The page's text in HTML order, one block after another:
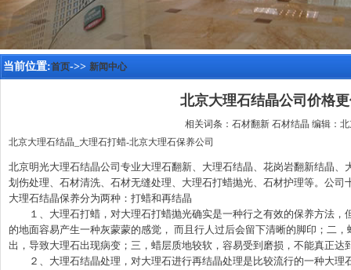
当前位置:首页->> 新闻中心
北京大理石结晶公司价格
相关词条：石材翻新 石材结晶 编辑：
北京大理石结晶_大理石打蜡-北京大理石保养公司
北京明光大理石结晶公司专业大理石翻新、大理石结晶、花岗岩翻新结晶
划伤处理、石材清洗、石材无缝处理、大理石打蜡抛光、石材护理等。公
大理石结晶保养分为两种：打蜡和再结晶
１、大理石打蜡，对大理石打蜡抛光确实是一种行之有效的保养方法，
的地面容易产生一种灰蒙蒙的感觉， 而且行人过后会留下清晰的脚印；二
出，导致大理石出现病变；三，蜡层质地较软，容易受到磨损，不能真正达
２、大理石结晶处理，对大理石进行再结晶处理是比较流行的一种大理